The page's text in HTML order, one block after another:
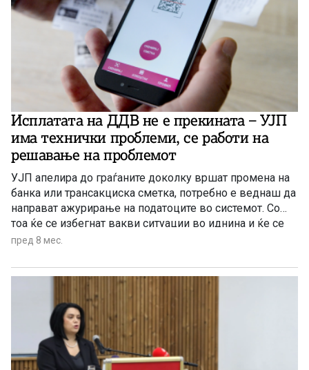
Исплатата на ДДВ не е прекината – УЈП
има технички проблеми, се работи на
решавање на проблемот
УЈП апелира до граѓаните доколку вршат промена на
банка или трансакциска сметка, потребно е веднаш да
направат ажурирање на податоците во системот. Со
тоа ќе се избегнат вакви ситуации во иднина и ќе се
овозможи навремена исплата на сите корисници.
пред 8 мес.